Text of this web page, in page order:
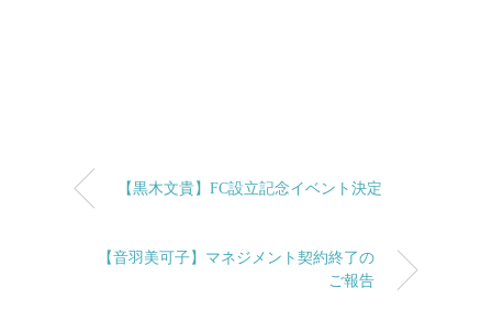
【黒木文貴】FC設立記念イベント決定
【音羽美可子】マネジメント契約終了の
ご報告